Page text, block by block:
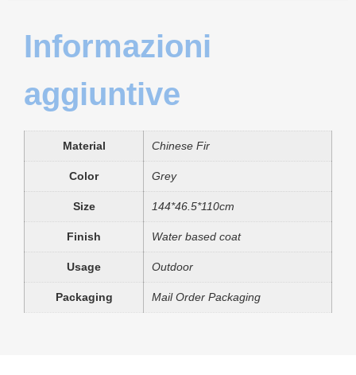
Informazioni
aggiuntive
Material Chinese Fir
Color Grey
Size 144*46.5*110cm
Finish Water based coat
Usage Outdoor
Packaging Mail Order Packaging